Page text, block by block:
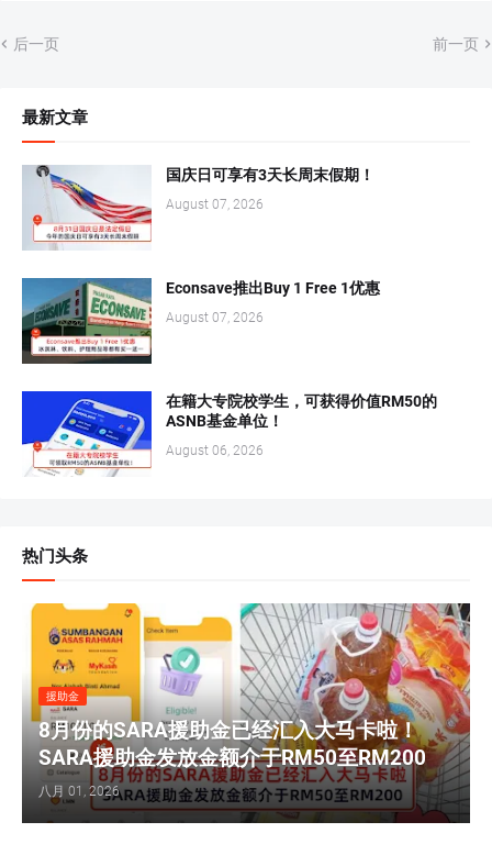
后一页 前一页
最新文章
国庆日可享有3天长周末假期！
August 07, 2026
Econsave推出Buy 1 Free 1优惠
August 07, 2026
在籍大专院校学生，可获得价值RM50的
ASNB基金单位！
August 06, 2026
热门头条
援助金
8月份的SARA援助金已经汇入大马卡啦！
SARA援助金发放金额介于RM50至RM200
八月 01, 2026